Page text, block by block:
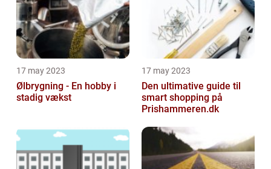
17 may 2023
Ølbrygning - En hobby i
stadig vækst
17 may 2023
Den ultimative guide til
smart shopping på
Prishammeren.dk